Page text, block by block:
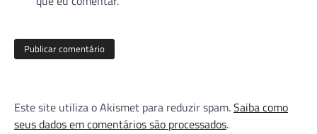
Este site utiliza o Akismet para reduzir spam.Saiba como
seus dados em comentários são processados.